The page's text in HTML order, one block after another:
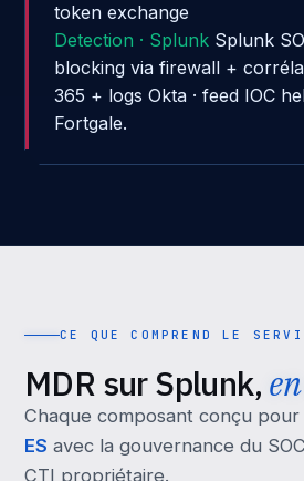
token exchange
Detection · Splunk Splunk
blocking via firewall +
365 + logs Okta · feed IOC
Fortgale.
CE QUE COMPREND LE
MDR sur Splunk,
Chaque composant conçu
ES avec la gouvernance du
CTI propriétaire.